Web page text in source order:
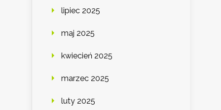
lipiec 2025
maj 2025
kwiecień 2025
marzec 2025
luty 2025